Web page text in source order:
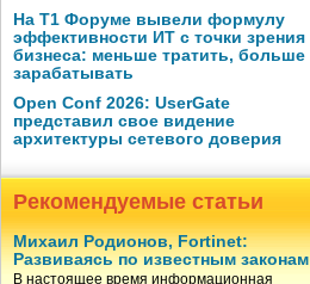
На Т1 Форуме вывели формулу
эффективности ИТ с точки зрения
бизнеса: меньше тратить, больше
зарабатывать
Open Conf 2026: UserGate
представил свое видение
архитектуры сетевого доверия
Рекомендуемые статьи
Михаил Родионов, Fortinet:
Развиваясь по известным законам
В настоящее время информационная